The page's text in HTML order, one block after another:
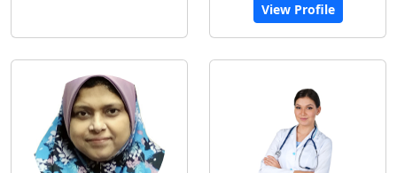
View Profile